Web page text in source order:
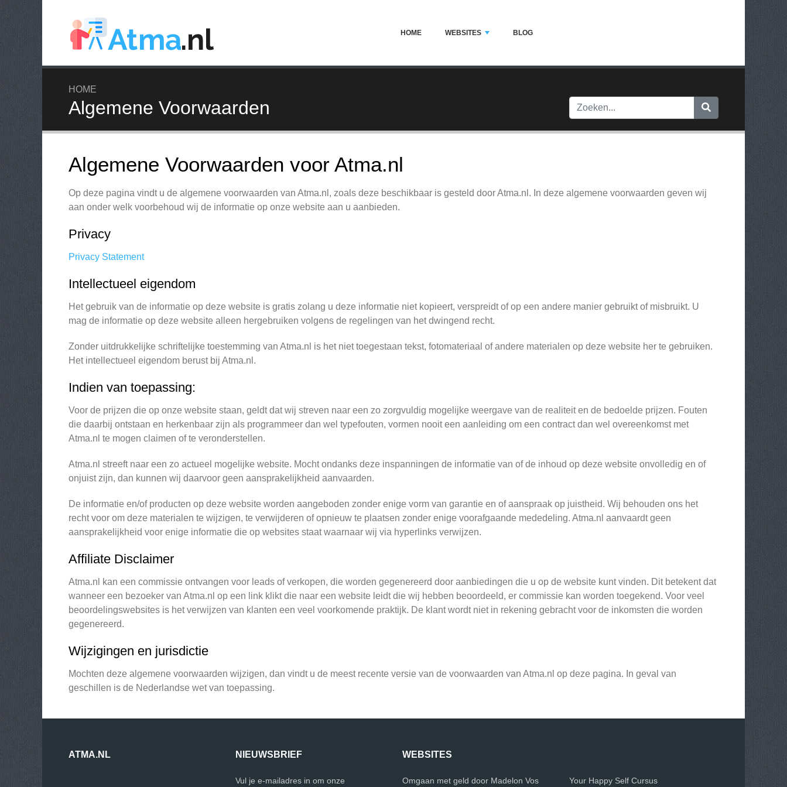
HOME WEBSITES BLOG
HOME
Algemene Voorwaarden
Algemene Voorwaarden voor Atma.nl
Op deze pagina vindt u de algemene voorwaarden van Atma.nl, zoals deze beschikbaar is gesteld door Atma.nl. In deze algemene voorwaarden geven wij
aan onder welk voorbehoud wij de informatie op onze website aan u aanbieden.
Privacy
Privacy Statement
Intellectueel eigendom
Het gebruik van de informatie op deze website is gratis zolang u deze informatie niet kopieert, verspreidt of op een andere manier gebruikt of misbruikt. U
mag de informatie op deze website alleen hergebruiken volgens de regelingen van het dwingend recht.
Zonder uitdrukkelijke schriftelijke toestemming van Atma.nl is het niet toegestaan tekst, fotomateriaal of andere materialen op deze website her te gebruiken.
Het intellectueel eigendom berust bij Atma.nl.
Indien van toepassing:
Voor de prijzen die op onze website staan, geldt dat wij streven naar een zo zorgvuldig mogelijke weergave van de realiteit en de bedoelde prijzen. Fouten
die daarbij ontstaan en herkenbaar zijn als programmeer dan wel typefouten, vormen nooit een aanleiding om een contract dan wel overeenkomst met
Atma.nl te mogen claimen of te veronderstellen.
Atma.nl streeft naar een zo actueel mogelijke website. Mocht ondanks deze inspanningen de informatie van of de inhoud op deze website onvolledig en of
onjuist zijn, dan kunnen wij daarvoor geen aansprakelijkheid aanvaarden.
De informatie en/of producten op deze website worden aangeboden zonder enige vorm van garantie en of aanspraak op juistheid. Wij behouden ons het
recht voor om deze materialen te wijzigen, te verwijderen of opnieuw te plaatsen zonder enige voorafgaande mededeling. Atma.nl aanvaardt geen
aansprakelijkheid voor enige informatie die op websites staat waarnaar wij via hyperlinks verwijzen.
Affiliate Disclaimer
Atma.nl kan een commissie ontvangen voor leads of verkopen, die worden gegenereerd door aanbiedingen die u op de website kunt vinden. Dit betekent dat
wanneer een bezoeker van Atma.nl op een link klikt die naar een website leidt die wij hebben beoordeeld, er commissie kan worden toegekend. Voor veel
beoordelingswebsites is het verwijzen van klanten een veel voorkomende praktijk. De klant wordt niet in rekening gebracht voor de inkomsten die worden
gegenereerd.
Wijzigingen en jurisdictie
Mochten deze algemene voorwaarden wijzigen, dan vindt u de meest recente versie van de voorwaarden van Atma.nl op deze pagina. In geval van
geschillen is de Nederlandse wet van toepassing.
ATMA.NL NIEUWSBRIEF
Vul je e-mailadres in om onze
WEBSITES
Omgaan met geld door Madelon Vos Your Happy Self Cursus